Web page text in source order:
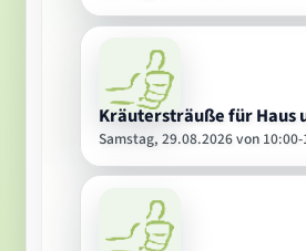
Kräutersträuße für Haus
Samstag, 29.08.2026 von